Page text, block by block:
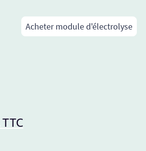
Acheter module d'électrolyse
TTC